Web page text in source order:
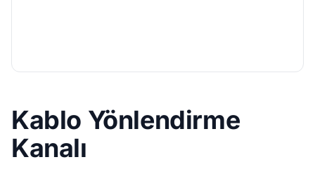
Kablo Yönlendirme
Kanalı